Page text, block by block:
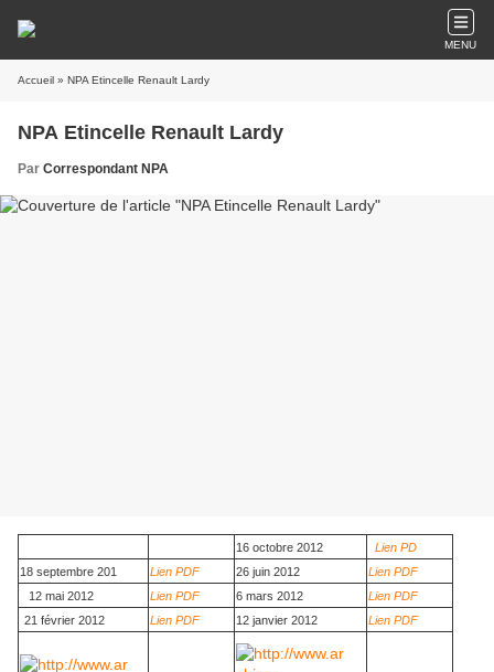
MENU
Accueil » NPA Etincelle Renault Lardy
NPA Etincelle Renault Lardy
Par Correspondant NPA
16 octobre 2012
Lien PD
18 septembre 201
Lien PDF 26 juin 2012
Lien PDF
12 mai 2012
Lien PDF 6 mars 2012
Lien PDF
21 février 2012
Lien PDF 12 janvier 2012 Lien PDF